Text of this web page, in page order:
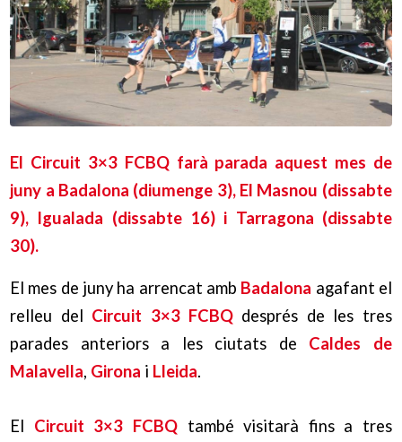
El Circuit 3×3 FCBQ farà parada aquest mes de
juny a Badalona (diumenge 3), El Masnou (dissabte
9), Igualada (dissabte 16) i Tarragona (dissabte
30).
El mes de juny ha arrencat amb Badalona agafant el
relleu del Circuit 3×3 FCBQ després de les tres
parades anteriors a les ciutats de Caldes de
Malavella, Girona i Lleida.
El Circuit 3×3 FCBQtambé visitarà fins a tres